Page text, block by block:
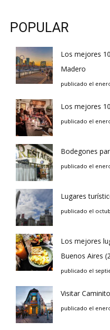
POPULAR
Los mejores
Madero
publicado el
Los mejores
publicado el
Bodegones
publicado el
Lugares
publicado el
Los mejores
Buenos Aires
publicado el
Visitar Caminito
publicado el